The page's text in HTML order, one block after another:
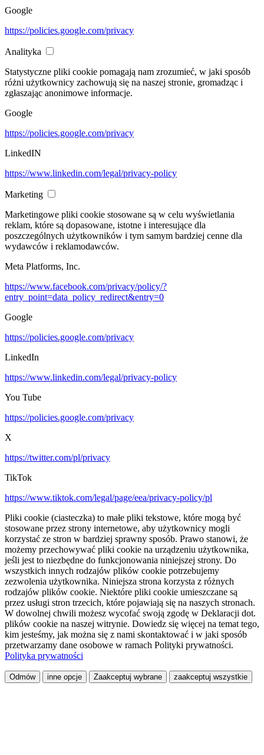
Google
https://policies.google.com/privacy
Analityka
Statystyczne pliki cookie pomagają nam zrozumieć, w jaki sposób
różni użytkownicy zachowują się na naszej stronie, gromadząc i
zgłaszając anonimowe informacje.
Google
https://policies.google.com/privacy
LinkedIN
https://www.linkedin.com/legal/privacy-policy
Marketing
Marketingowe pliki cookie stosowane są w celu wyświetlania
reklam, które są dopasowane, istotne i interesujące dla
poszczególnych użytkowników i tym samym bardziej cenne dla
wydawców i reklamodawców.
Meta Platforms, Inc.
https://www.facebook.com/privacy/policy/?
entry_point=data_policy_redirect&entry=0
Google
https://policies.google.com/privacy
LinkedIn
https://www.linkedin.com/legal/privacy-policy
You Tube
https://policies.google.com/privacy
X
https://twitter.com/pl/privacy
TikTok
https://www.tiktok.com/legal/page/eea/privacy-policy/pl
Pliki cookie (ciasteczka) to małe pliki tekstowe, które mogą być
stosowane przez strony internetowe, aby użytkownicy mogli
korzystać ze stron w bardziej sprawny sposób. Prawo stanowi, że
możemy przechowywać pliki cookie na urządzeniu użytkownika,
jeśli jest to niezbędne do funkcjonowania niniejszej strony. Do
wszystkich innych rodzajów plików cookie potrzebujemy
zezwolenia użytkownika. Niniejsza strona korzysta z różnych
rodzajów plików cookie. Niektóre pliki cookie umieszczane są
przez usługi stron trzecich, które pojawiają się na naszych stronach.
W dowolnej chwili możesz wycofać swoją zgodę w Deklaracji dot.
plików cookie na naszej witrynie. Dowiedz się więcej na temat tego,
kim jesteśmy, jak można się z nami skontaktować i w jaki sposób
przetwarzamy dane osobowe w ramach Polityki prywatności.
Polityka prywatności
Odmów inne opcje Zaakceptuj wybrane zaakceptuj wszystkie